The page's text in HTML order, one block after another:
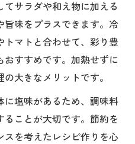
サラダや和え物に加える
味をプラスできます。冷
マトと合わせて、彩り豊
すすめです。加熱せずに
大きなメリットです。
塩味があるため、調味料
ことが大切です。節約を
を考えたレシピ作りを心